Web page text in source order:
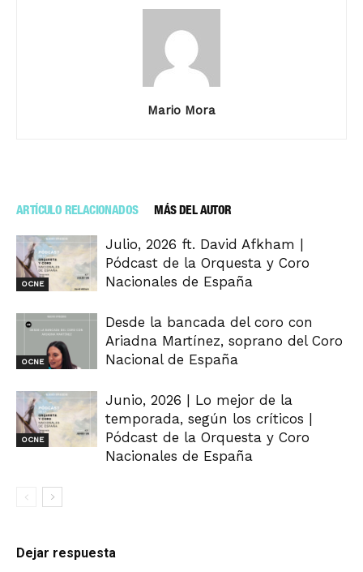
Mario Mora
ARTÍCULO RELACIONADOS MÁS DEL AUTOR
OCNE
Julio, 2026 ft. David Afkham |
Pódcast de la Orquesta y Coro
Nacionales de España
OCNE
Desde la bancada del coro con
Ariadna Martínez, soprano del Coro
Nacional de España
OCNE
Junio, 2026 | Lo mejor de la
temporada, según los críticos |
Pódcast de la Orquesta y Coro
Nacionales de España
Dejar respuesta